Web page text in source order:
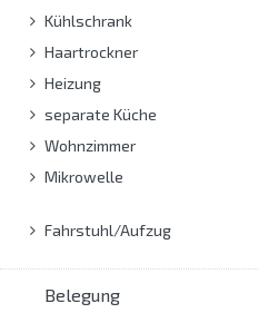
Kühlschrank
Haartrockner
Heizung
separate Küche
Wohnzimmer
Mikrowelle
Fahrstuhl/Aufzug
Belegung